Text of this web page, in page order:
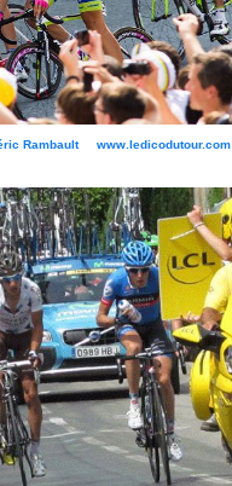
Rambault www.ledicodutour.com